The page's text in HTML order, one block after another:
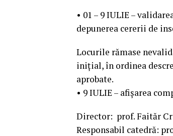
• 01 – 9 IULIE –
depunerea cererii de
Locurile rămase
inițial, în ordinea
aprobate.
• 9 IULIE – afișarea
Director: prof. Faităr
Responsabil catedră: